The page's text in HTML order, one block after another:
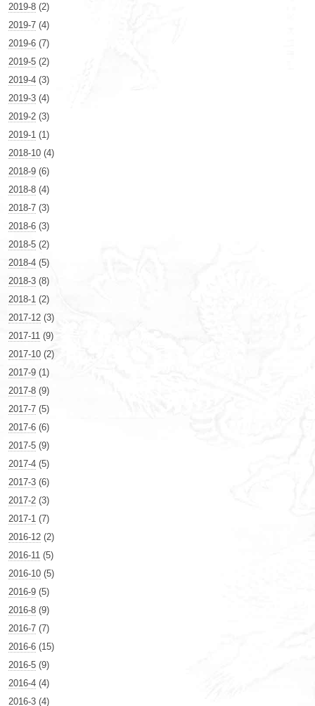
2019-8 (2)
2019-7 (4)
2019-6 (7)
2019-5 (2)
2019-4 (3)
2019-3 (4)
2019-2 (3)
2019-1 (1)
2018-10 (4)
2018-9 (6)
2018-8 (4)
2018-7 (3)
2018-6 (3)
2018-5 (2)
2018-4 (5)
2018-3 (8)
2018-1 (2)
2017-12 (3)
2017-11 (9)
2017-10 (2)
2017-9 (1)
2017-8 (9)
2017-7 (5)
2017-6 (6)
2017-5 (9)
2017-4 (5)
2017-3 (6)
2017-2 (3)
2017-1 (7)
2016-12 (2)
2016-11 (5)
2016-10 (5)
2016-9 (5)
2016-8 (9)
2016-7 (7)
2016-6 (15)
2016-5 (9)
2016-4 (4)
2016-3 (4)